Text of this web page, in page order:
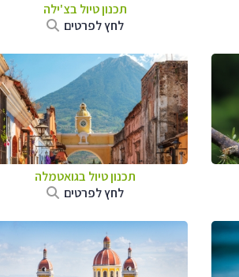
תכנון טיול בצ'ילה
לחץ לפרטים
תכנון טיול בגואטמלה
לחץ לפרטים